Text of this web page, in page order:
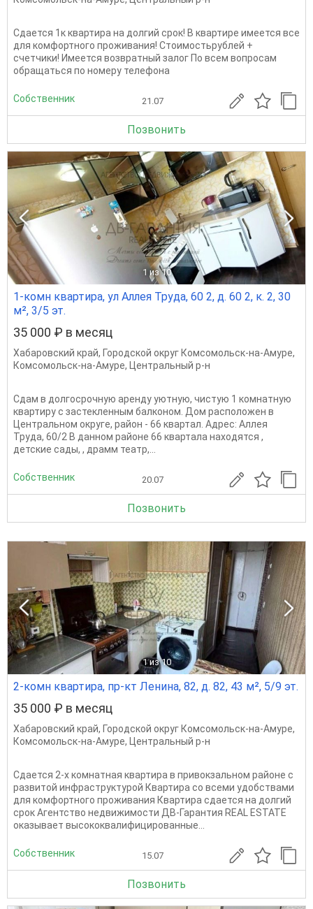
Сдается 1к квартира на долгий срок! В квартире имеется все
для комфортного проживания! Стоимостьрублей +
счетчики! Имеется возвратный залог По всем вопросам
обращаться по номеру телефона
Собственник 21.07
Позвонить
1 из 10
1-комн квартира, ул Аллея Труда, 60 2, д. 60 2, к. 2, 30
м², 3/5 эт.
35 000 ₽ в месяц
Хабаровский край, Городской округ Комсомольск-на-Амуре,
Комсомольск-на-Амуре, Центральный р-н
Сдам в долгосрочную аренду уютную, чистую 1 комнатную
квартиру с застекленным балконом. Дом расположен в
Центральном округе, район - 66 квартал. Адрес: Аллея
Труда, 60/2 В данном районе 66 квартала находятся ,
детские сады, , драмм театр,...
Собственник 20.07
Позвонить
1 из 10
2-комн квартира, пр-кт Ленина, 82, д. 82, 43 м², 5/9 эт.
35 000 ₽ в месяц
Хабаровский край, Городской округ Комсомольск-на-Амуре,
Комсомольск-на-Амуре, Центральный р-н
Сдается 2-х комнатная квартира в привокзальном районе с
развитой инфраструктурой Квартира со всеми удобствами
для комфортного проживания Квартира сдается на долгий
срок Агентство недвижимости ДВ-Гарантия REAL ESTATE
оказывает высококвалифицированные...
Собственник 15.07
Позвонить